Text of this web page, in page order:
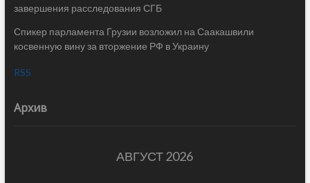
завершения расследования СГБ
Спикер парламента Грузии возложил на Саакашвили
косвенную вину за вторжение РФ в Украину
RSS
Архив
АВГУСТ 2026